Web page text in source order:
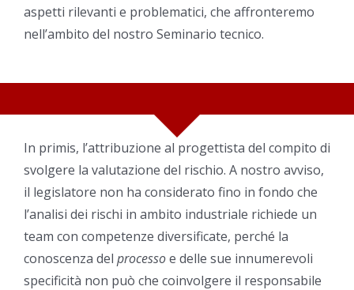
aspetti rilevanti e problematici, che affronteremo
nell’ambito del nostro Seminario tecnico.
In primis, l’attribuzione al progettista del compito di
svolgere la valutazione del rischio. A nostro avviso,
il legislatore non ha considerato fino in fondo che
l’analisi dei rischi in ambito industriale richiede un
team con competenze diversificate, perché la
conoscenza del processoe delle sue innumerevoli
specificità non può che coinvolgere il responsabile